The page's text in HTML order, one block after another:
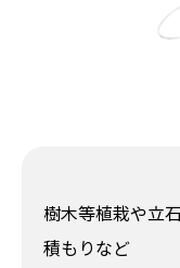
樹木等植栽や立
積もりなど